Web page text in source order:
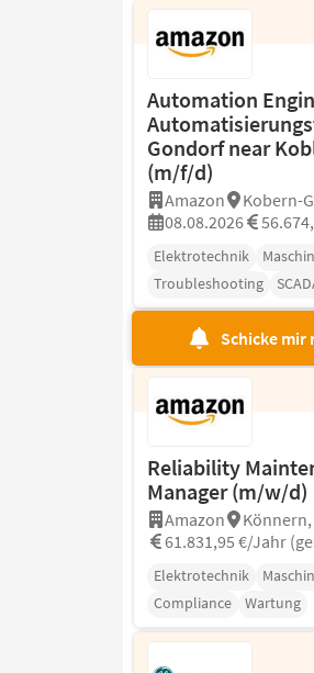
Automation
Gondorf near
(m/f/d)
Amazon
Kobern-
08.08.2026
Elektrotechnik
Troubleshooting
Schicke mir
Reliability
Manager (m/w/d)
Amazon
61.831,95 €/Jahr
Elektrotechnik
Compliance
Wartung